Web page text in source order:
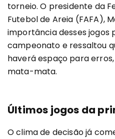
torneio. O presidente da
Futebol de Areia (FAFA),
importância desses jogos
campeonato e ressaltou
haverá espaço para
mata-mata.
Últimos jogos da
O clima de decisão já